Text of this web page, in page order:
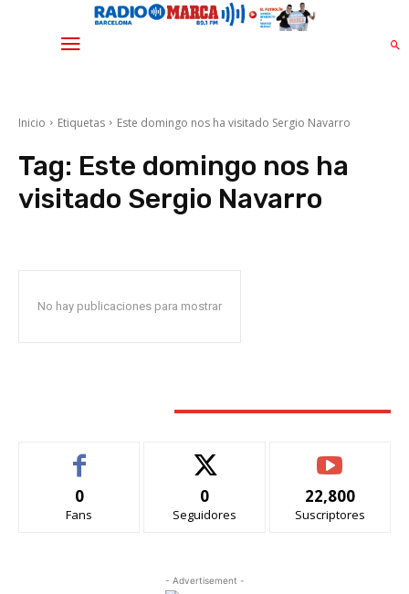
Inicio Etiquetas Este domingo nos ha visitado Sergio Navarro
Tag: Este domingo nos ha
visitado Sergio Navarro
No hay publicaciones para mostrar
0
Fans
0
Seguidores
22,800
Suscriptores
- Advertisement -